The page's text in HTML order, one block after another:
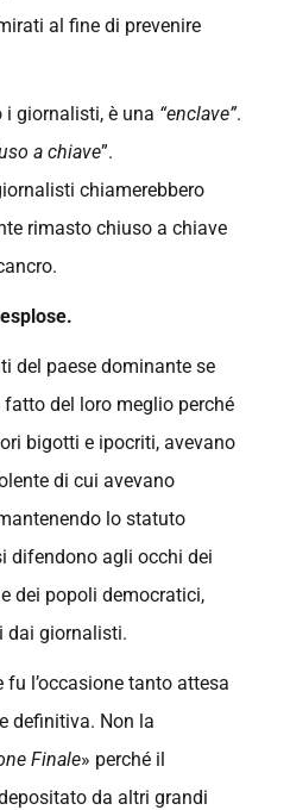
al fine di prevenire
i giornalisti, è una “enclave”.
a chiave”.
chiamerebbero
rimasto chiuso a chiave
del paese dominante se
fatto del loro meglio perché
bigotti e ipocriti, avevano
di cui avevano
lo statuto
difendono agli occhi dei
dei popoli democratici,
dai giornalisti.
fu l’occasione tanto attesa
definitiva. Non la
Finale» perché il
da altri grandi